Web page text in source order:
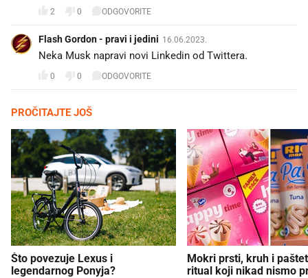
2 0 ODGOVORITE
Flash Gordon - pravi i jedini 16.06.2023.
Neka Musk napravi novi Linkedin od Twittera.
0 0 ODGOVORITE
PROČITAJTE JOŠ
Što povezuje Lexus i
legendarnog Ponyja?
Mokri prsti, kruh i
ritual koji nikad nismo